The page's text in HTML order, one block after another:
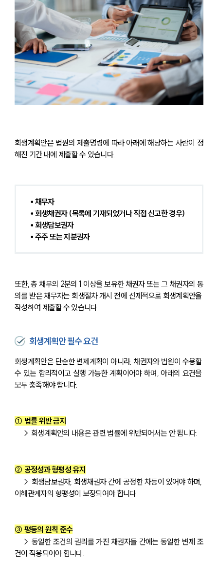
회생계획안은 법원의 제출명령에 따라 아래에 해당하는 사람이 정
해진 기간 내에 제출할 수 있습니다.
• 채무자
• 회생채권자 (목록에 기재되었거나 직접 신고한 경우)
• 회생담보권자
• 주주 또는 지분권자
또한, 총 채무의 2분의 1 이상을 보유한 채권자 또는 그 채권자의 동
의를 받은 채무자는 회생절차 개시 전에 선제적으로 회생계획안을
작성하여 제출할 수 있습니다.
회생계획안 필수 요건
회생계획안은 단순한 변제계획이 아니라, 채권자와 법원이 수용할
수 있는 합리적이고 실행 가능한 계획이어야 하며, 아래의 요건을
모두 충족해야 합니다.
① 법률 위반 금지
→ 회생계획안의 내용은 관련 법률에 위반되어서는 안 됩니다.
② 공정성과 형평성 유지
→ 회생담보권자, 회생채권자 간에 공정한 차등이 있어야 하며,
이해관계자의 형평성이 보장되어야 합니다.
③ 평등의 원칙 준수
→ 동일한 조건의 권리를 가진 채권자들 간에는 동일한 변제 조
건이 적용되어야 합니다.